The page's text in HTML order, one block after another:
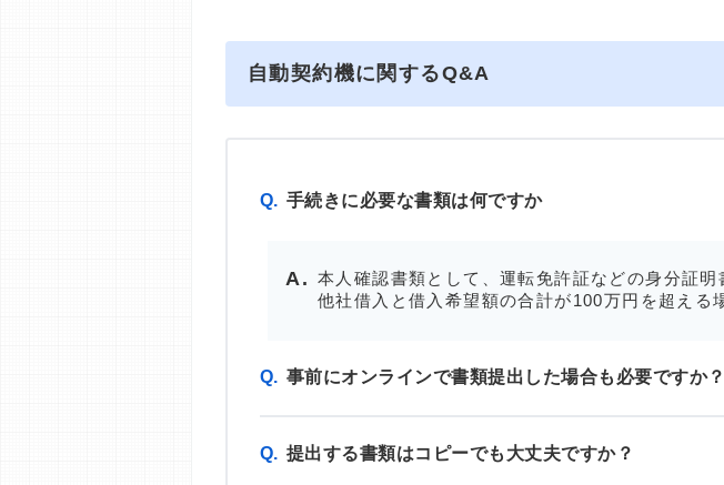
自動契約機に関するQ&A
Q. 手続きに必要な書類は何ですか
本人確認書類として、運転免許証などの身分証
他社借入と借入希望額の合計が100万円を超える
Q. 事前にオンラインで書類提出した場合も必要ですか？
Q. 提出する書類はコピーでも大丈夫ですか？